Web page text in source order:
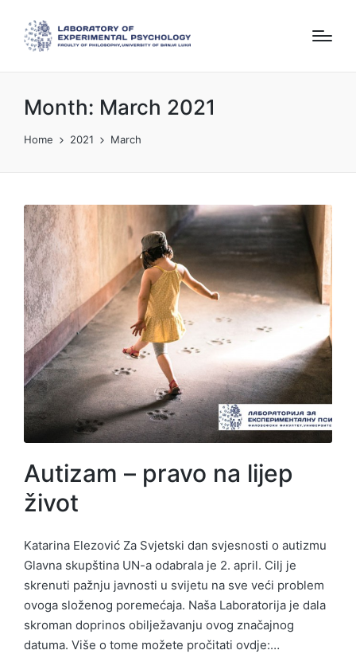
Month: March 2021
Home 2021 March
Autizam – pravo na lijep
život
Katarina Elezović Za Svjetski dan svjesnosti o autizmu
Glavna skupština UN-a odabrala je 2. april. Cilj je
skrenuti pažnju javnosti u svijetu na sve veći problem
ovoga složenog poremećaja. Naša Laboratorija je dala
skroman doprinos obilježavanju ovog značajnog
datuma. Više o tome možete pročitati ovdje:…